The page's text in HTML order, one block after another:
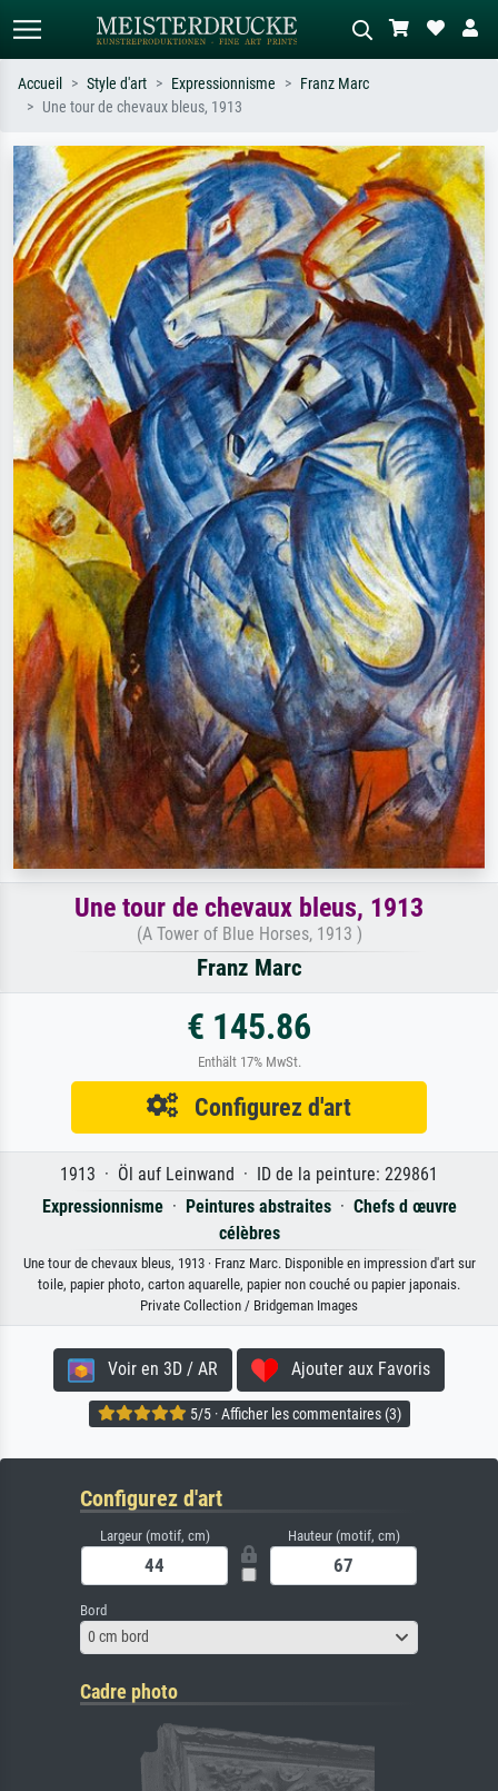
Recherchez par artiste, titre ou style –
ex. Monet, Nuit étoilée,
impressionnisme, vague de Hokusai,
Décrivez la scène – ex. prairie verte,
abstrait avec beaucoup de rouge,
tableau sombre, nu debout près d'un
arbre.
Accueil Style d'art Expressionnisme
Franz Marc
Une tour de chevaux bleus, 1913
Une tour de chevaux bleus, 1913
(A Tower of Blue Horses, 1913 )
Franz Marc
€ 145.86
Enthält 17% MwSt.
Configurez d'art
1913 · Öl auf Leinwand · ID de la peinture: 229861
Expressionnisme· Peintures abstraites· Chefs d œuvre
célèbres
Une tour de chevaux bleus, 1913 · Franz Marc. Disponible en impression d'art sur
toile, papier photo, carton aquarelle, papier non couché ou papier japonais.
Private Collection / Bridgeman Images
Voir en 3D / AR Ajouter aux Favoris
5/5 · Afficher les commentaires (3)
Configurez d'art
Largeur (motif, cm) Hauteur (motif, cm)
Bord
0 cm bord
Cadre photo